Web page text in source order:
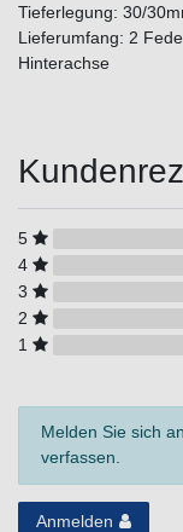
Tieferlegung: 30/
Lieferumfang: 2
Hinterachse
5
4
3
2
1
Melden Sie sich
verfassen.
Anmelden